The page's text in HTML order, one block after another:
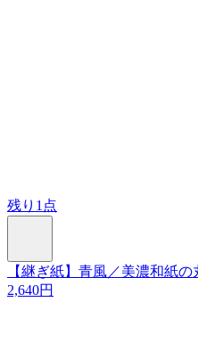
残り1点
【継ぎ紙】青風／美濃和紙の
2,640円